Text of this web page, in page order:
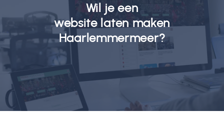
Wil je een
website laten maken
Haarlemmermeer?